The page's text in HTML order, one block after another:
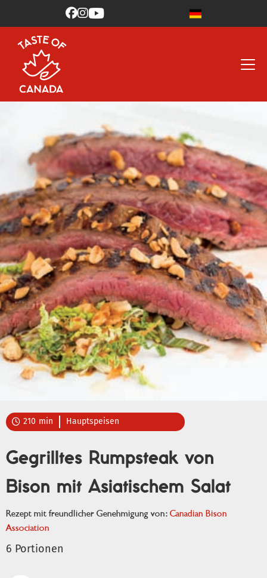

 210 min Hauptspeisen
Gegrilltes Rumpsteak von
Bison mit Asiatischem Salat
Rezept mit freundlicher Genehmigung von: Canadian Bison
Association
6 Portionen